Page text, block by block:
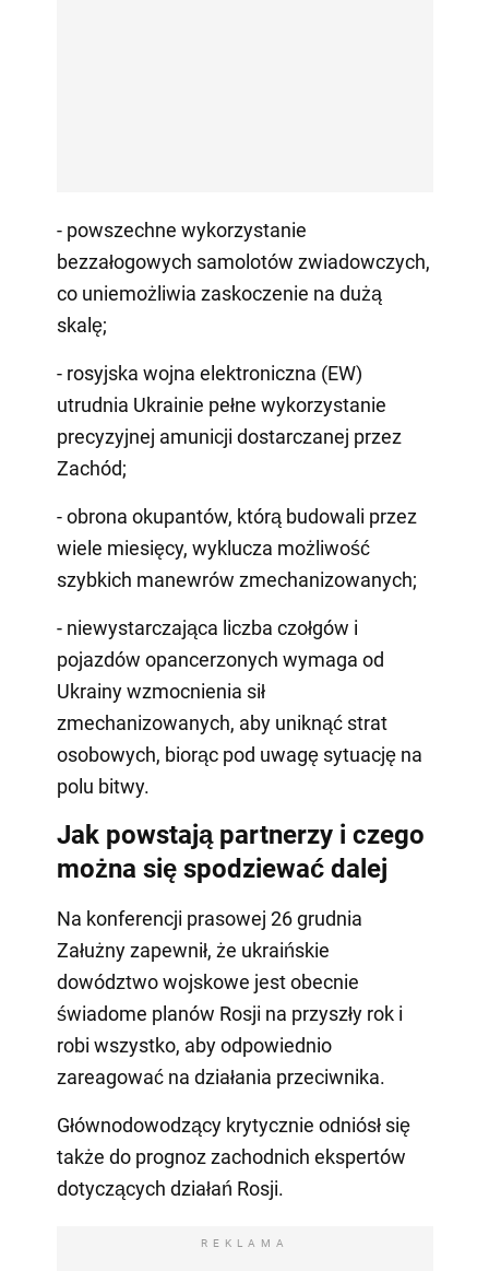
- powszechne wykorzystanie
bezzałogowych samolotów zwiadowczych,
co uniemożliwia zaskoczenie na dużą
skalę;
- rosyjska wojna elektroniczna (EW)
utrudnia Ukrainie pełne wykorzystanie
precyzyjnej amunicji dostarczanej przez
Zachód;
- obrona okupantów, którą budowali przez
wiele miesięcy, wyklucza możliwość
szybkich manewrów zmechanizowanych;
- niewystarczająca liczba czołgów i
pojazdów opancerzonych wymaga od
Ukrainy wzmocnienia sił
zmechanizowanych, aby uniknąć strat
osobowych, biorąc pod uwagę sytuację na
polu bitwy.
Jak powstają partnerzy i czego
można się spodziewać dalej
Na konferencji prasowej 26 grudnia
Załużny zapewnił, że ukraińskie
dowództwo wojskowe jest obecnie
świadome planów Rosji na przyszły rok i
robi wszystko, aby odpowiednio
zareagować na działania przeciwnika.
Głównodowodzący krytycznie odniósł się
także do prognoz zachodnich ekspertów
dotyczących działań Rosji.
REKLAMA